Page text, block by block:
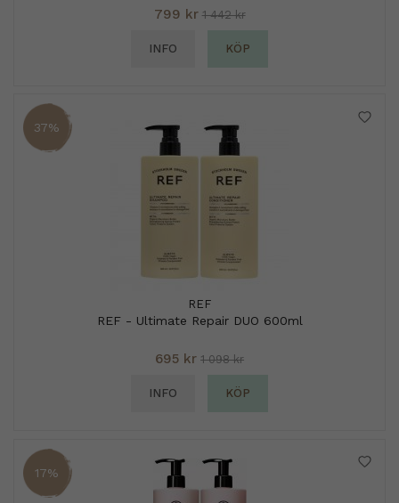
799 kr 1 442 kr
INFO KÖP
37%
REF
REF - Ultimate Repair DUO 600ml
695 kr 1 098 kr
INFO KÖP
17%